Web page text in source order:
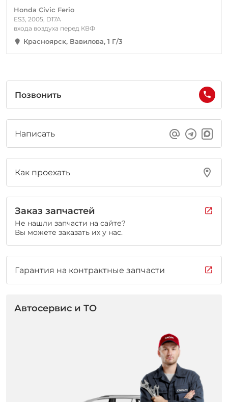
Honda Civic Ferio
ES3, 2005, D17A
входа воздуха перед КВФ
Красноярск, Вавилова, 1 Г/3
Позвонить
Написать
Как проехать
Заказ запчастей
Не нашли запчасти на сайте?
Вы можете заказать их у нас.
Гарантия на контрактные запчасти
Автосервис и ТО